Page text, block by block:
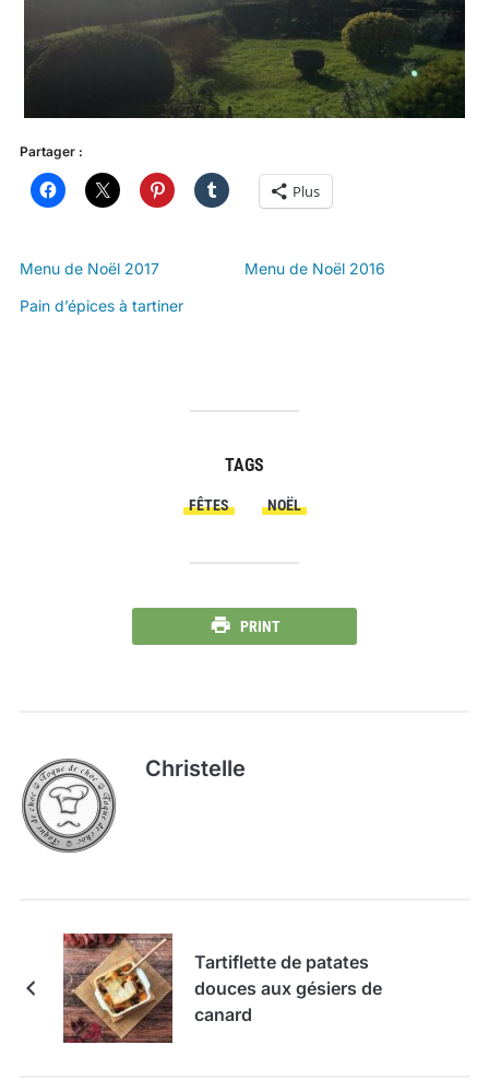
Partager :
Plus
Menu de Noël 2017
Menu de Noël 2016
Pain d’épices à tartiner
TAGS
FÊTES NOËL
PRINT
Christelle
Tartiflette de patates
douces aux gésiers de
canard